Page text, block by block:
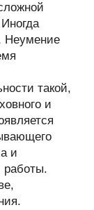
Неумение
такой,
и
и
работы.